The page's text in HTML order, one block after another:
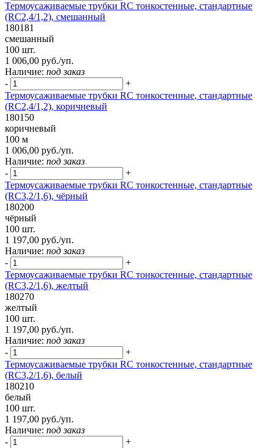
Термоусаживаемые трубки RC тонкостенные, стандартные
(RC2,4/1,2), смешанный
180181
смешанный
100 шт.
1 006,00 руб./уп.
Наличие: под заказ
-
+
Термоусаживаемые трубки RC тонкостенные, стандартные
(RC2,4/1,2), коричневый
180150
коричневый
100 м
1 006,00 руб./уп.
Наличие: под заказ
-
+
Термоусаживаемые трубки RC тонкостенные, стандартные
(RC3,2/1,6), чёрный
180200
чёрный
100 шт.
1 197,00 руб./уп.
Наличие: под заказ
-
+
Термоусаживаемые трубки RC тонкостенные, стандартные
(RC3,2/1,6), желтый
180270
желтый
100 шт.
1 197,00 руб./уп.
Наличие: под заказ
-
+
Термоусаживаемые трубки RC тонкостенные, стандартные
(RC3,2/1,6), белый
180210
белый
100 шт.
1 197,00 руб./уп.
Наличие: под заказ
-
+